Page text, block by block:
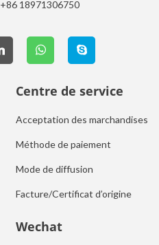
+86 18971306750
Centre de service
Acceptation des marchandises
Méthode de paiement
Mode de diffusion
Facture/Certificat d’origine
Wechat